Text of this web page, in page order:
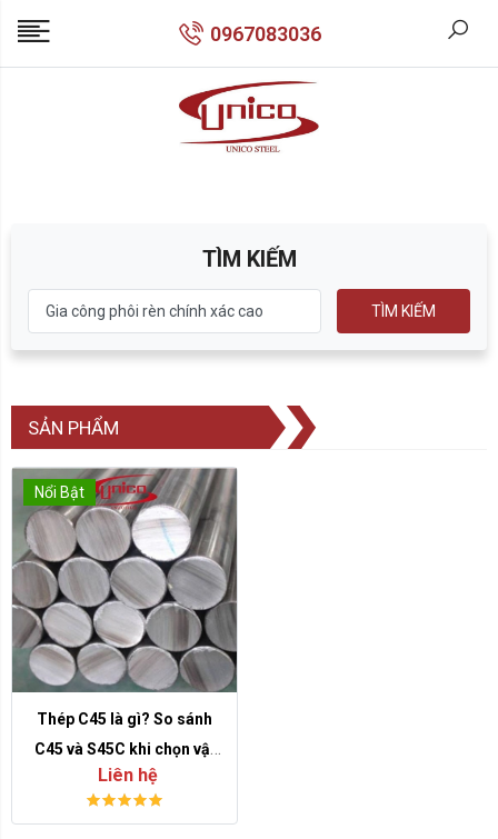
0967083036
TÌM KIẾM
TÌM KIẾM
SẢN PHẨM
Nổi Bật
Thép C45 là gì? So sánh
C45 và S45C khi chọn vật
liệu cơ khí
Liên hệ